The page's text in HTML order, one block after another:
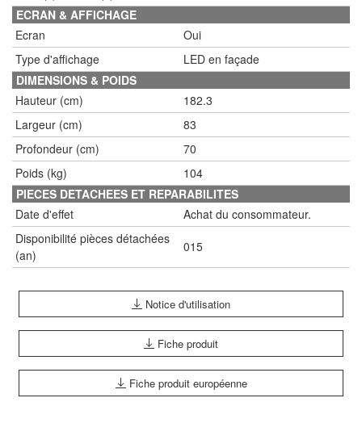
ECRAN & AFFICHAGE
Ecran
Oui
Type d'affichage
LED en façade
DIMENSIONS & POIDS
Hauteur (cm)
182.3
Largeur (cm)
83
Profondeur (cm)
70
Poids (kg)
104
PIECES DETACHEES ET REPARABILITES
Date d'effet
Achat du consommateur.
Disponibilité pièces détachées
(an)
015
Notice d'utilisation
Fiche produit
Fiche produit européenne